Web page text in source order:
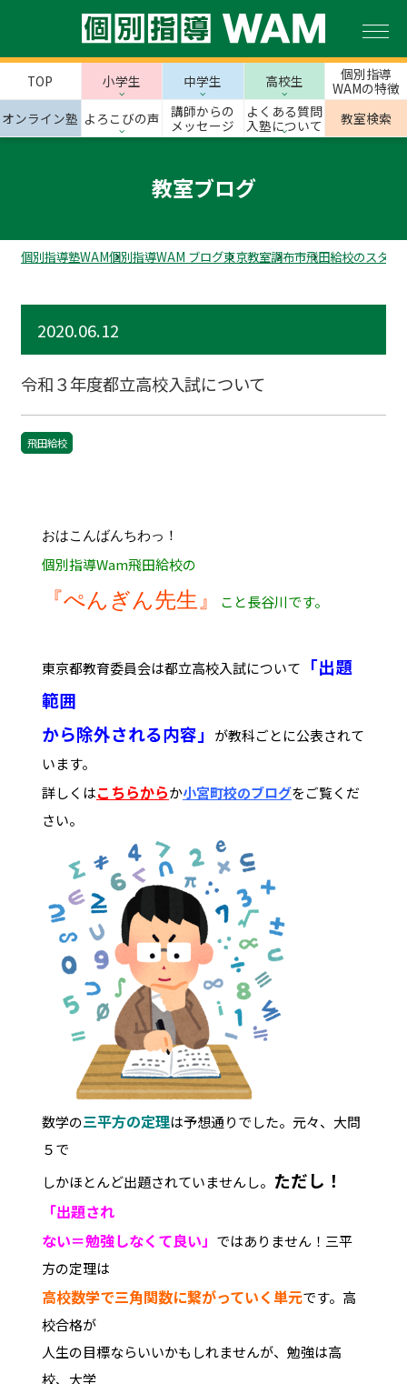
TOP 小学生 中学生 高校生
個別指導
WAMの特徴
オンライン塾 よろこびの声
講師からの
メッセージ
よくある質問
入塾について
教室検索
教室ブログ
個別指導塾WAM個別指導WAM ブログ東京教室調布市飛田給校のスタッ
2020.06.12
令和３年度都立高校入試について
飛田給校
おはこんばんちわっ！
個別指導Wam飛田給校の
『ぺんぎん先生』 こと長谷川です。
東京都教育委員会は都立高校入試について
「出題
範囲
から除外される内容」
が教科ごとに公表されて
います。
詳しくはこちらからか小宮町校のブログをご覧くだ
さい。
数学の三平方の定理は予想通りでした。元々、大問
５で
しかほとんど出題されていませんし。 ただし！
「出題され
ない＝勉強しなくて良い」 ではありません！三平
方の定理は
高校数学で三角関数に繋がっていく単元です。高
校合格が
人生の目標ならいいかもしれませんが、勉強は高
校、大学